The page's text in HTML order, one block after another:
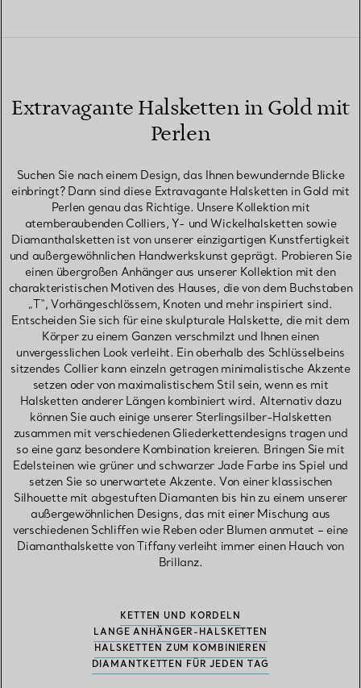
Extravagante Halsketten in Gold mit
Perlen
Suchen Sie nach einem Design, das Ihnen bewundernde Blicke
einbringt? Dann sind diese Extravagante Halsketten in Gold mit
Perlen genau das Richtige. Unsere Kollektion mit
atemberaubenden Colliers, Y- und Wickelhalsketten sowie
Diamanthalsketten ist von unserer einzigartigen Kunstfertigkeit
und außergewöhnlichen Handwerkskunst geprägt. Probieren Sie
einen übergroßen Anhänger aus unserer Kollektion mit den
charakteristischen Motiven des Hauses, die von dem Buchstaben
„T“, Vorhängeschlössern, Knoten und mehr inspiriert sind.
Entscheiden Sie sich für eine skulpturale Halskette, die mit dem
Körper zu einem Ganzen verschmilzt und Ihnen einen
unvergesslichen Look verleiht. Ein oberhalb des Schlüsselbeins
sitzendes Collier kann einzeln getragen minimalistische Akzente
setzen oder von maximalistischem Stil sein, wenn es mit
Halsketten anderer Längen kombiniert wird. Alternativ dazu
können Sie auch einige unserer Sterlingsilber-Halsketten
zusammen mit verschiedenen Gliederkettendesigns tragen und
so eine ganz besondere Kombination kreieren. Bringen Sie mit
Edelsteinen wie grüner und schwarzer Jade Farbe ins Spiel und
setzen Sie so unerwartete Akzente. Von einer klassischen
Silhouette mit abgestuften Diamanten bis hin zu einem unserer
außergewöhnlichen Designs, das mit einer Mischung aus
verschiedenen Schliffen wie Reben oder Blumen anmutet – eine
Diamanthalskette von Tiffany verleiht immer einen Hauch von
Brillanz.
KETTEN UND KORDELN
LANGE ANHÄNGER-HALSKETTEN
HALSKETTEN ZUM KOMBINIEREN
DIAMANTKETTEN FÜR JEDEN TAG